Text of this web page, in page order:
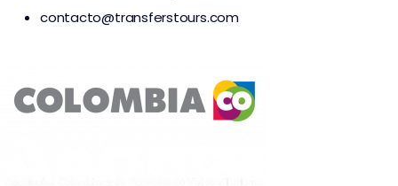
contacto@transferstours.com